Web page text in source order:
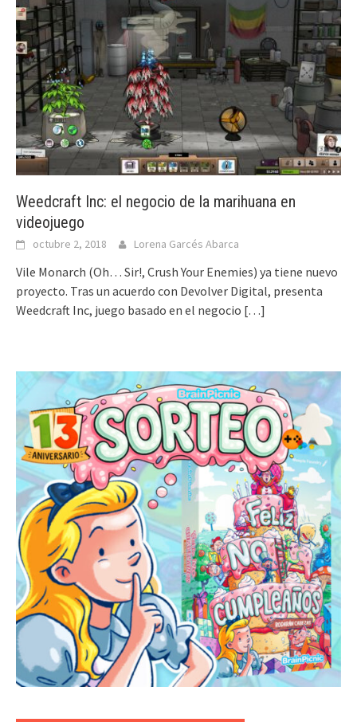
Weedcraft Inc: el negocio de la marihuana en
videojuego
octubre 2, 2018 Lorena Garcés Abarca
Vile Monarch (Oh… Sir!, Crush Your Enemies) ya tiene nuevo
proyecto. Tras un acuerdo con Devolver Digital, presenta
Weedcraft Inc, juego basado en el negocio […]